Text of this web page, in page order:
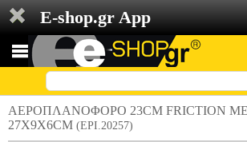
E-shop.gr App
ΑΕΡΟΠΛΑΝΟΦΟΡΟ 23CM FRICTION
27X9X6CM (EPI.20257)